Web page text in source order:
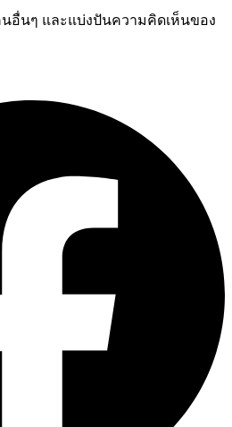
อื่นๆ และแบ่งปันความคิดเห็นของ